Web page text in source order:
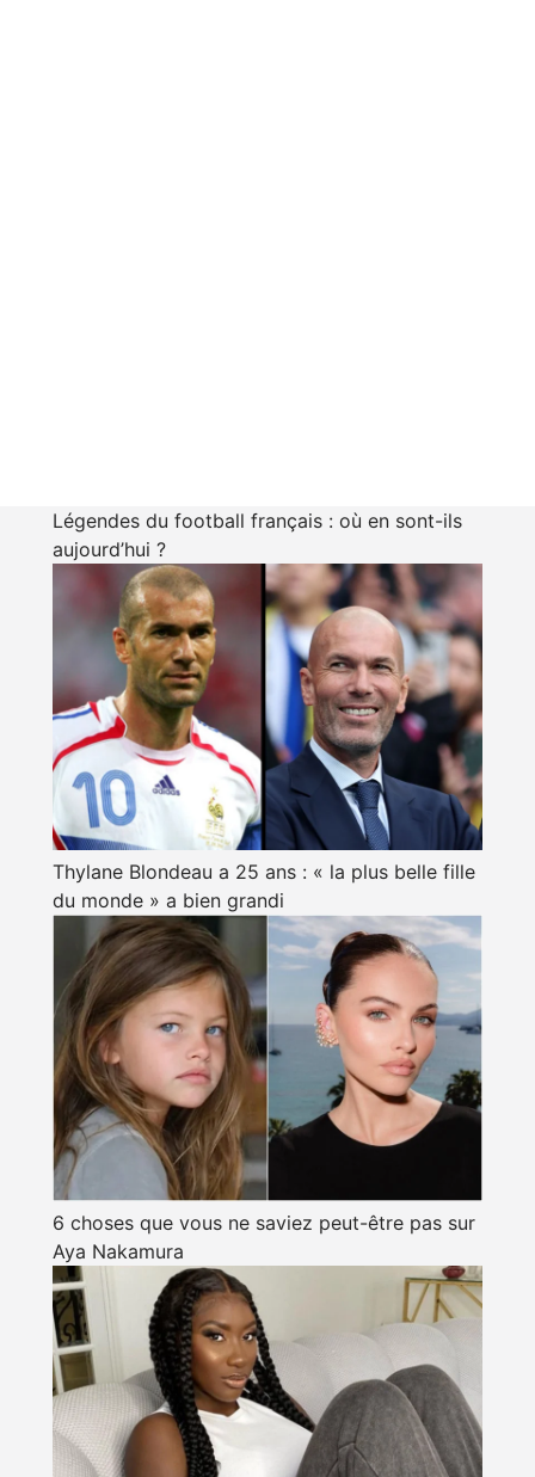
Légendes du football français : où en sont-ils
aujourd’hui ?
Thylane Blondeau a 25 ans : « la plus belle fille
du monde » a bien grandi
6 choses que vous ne saviez peut-être pas sur
Aya Nakamura